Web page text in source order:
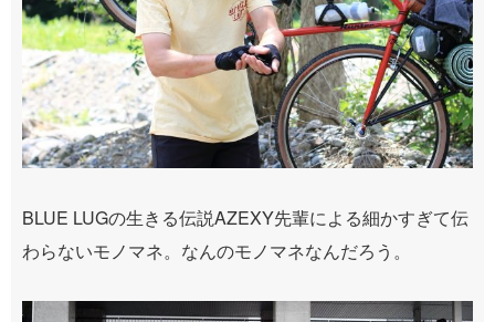
BLUE LUGの生きる伝説AZEXY先輩による細かすぎて伝
わらないモノマネ。なんのモノマネなんだろう。